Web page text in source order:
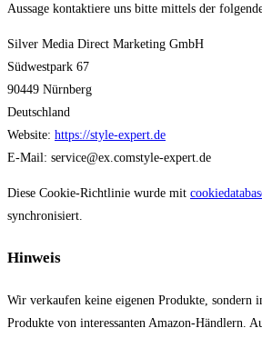
Aussage kontaktiere uns bitte mittels der
Silver Media Direct Marketing GmbH
Südwestpark 67
90449 Nürnberg
Deutschland
Website: https://style-expert.de
E-Mail: service@ex.comstyle-expert.de
Diese Cookie-Richtlinie wurde mit
synchronisiert.
Hinweis
Wir verkaufen keine eigenen Produkte, sondern
Produkte von interessanten Amazon-Händlern.